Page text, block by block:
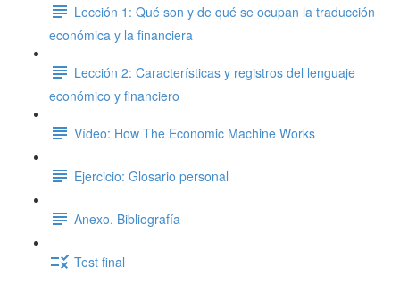
Lección 1: Qué son y de qué se ocupan la traducción
económica y la financiera
Lección 2: Características y registros del lenguaje
económico y financiero
Vídeo: How The Economic Machine Works
Ejercicio: Glosario personal
Anexo. Bibliografía
Test final